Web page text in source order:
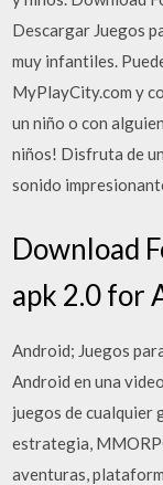
Descargar Juegos
muy infantiles.
MyPlayCity.com y
un niño o con
niños! Disfruta de
sonido
Download
apk 2.0 for
Android; Juegos
Android en una
juegos de cualquier
estrategia,
aventuras,